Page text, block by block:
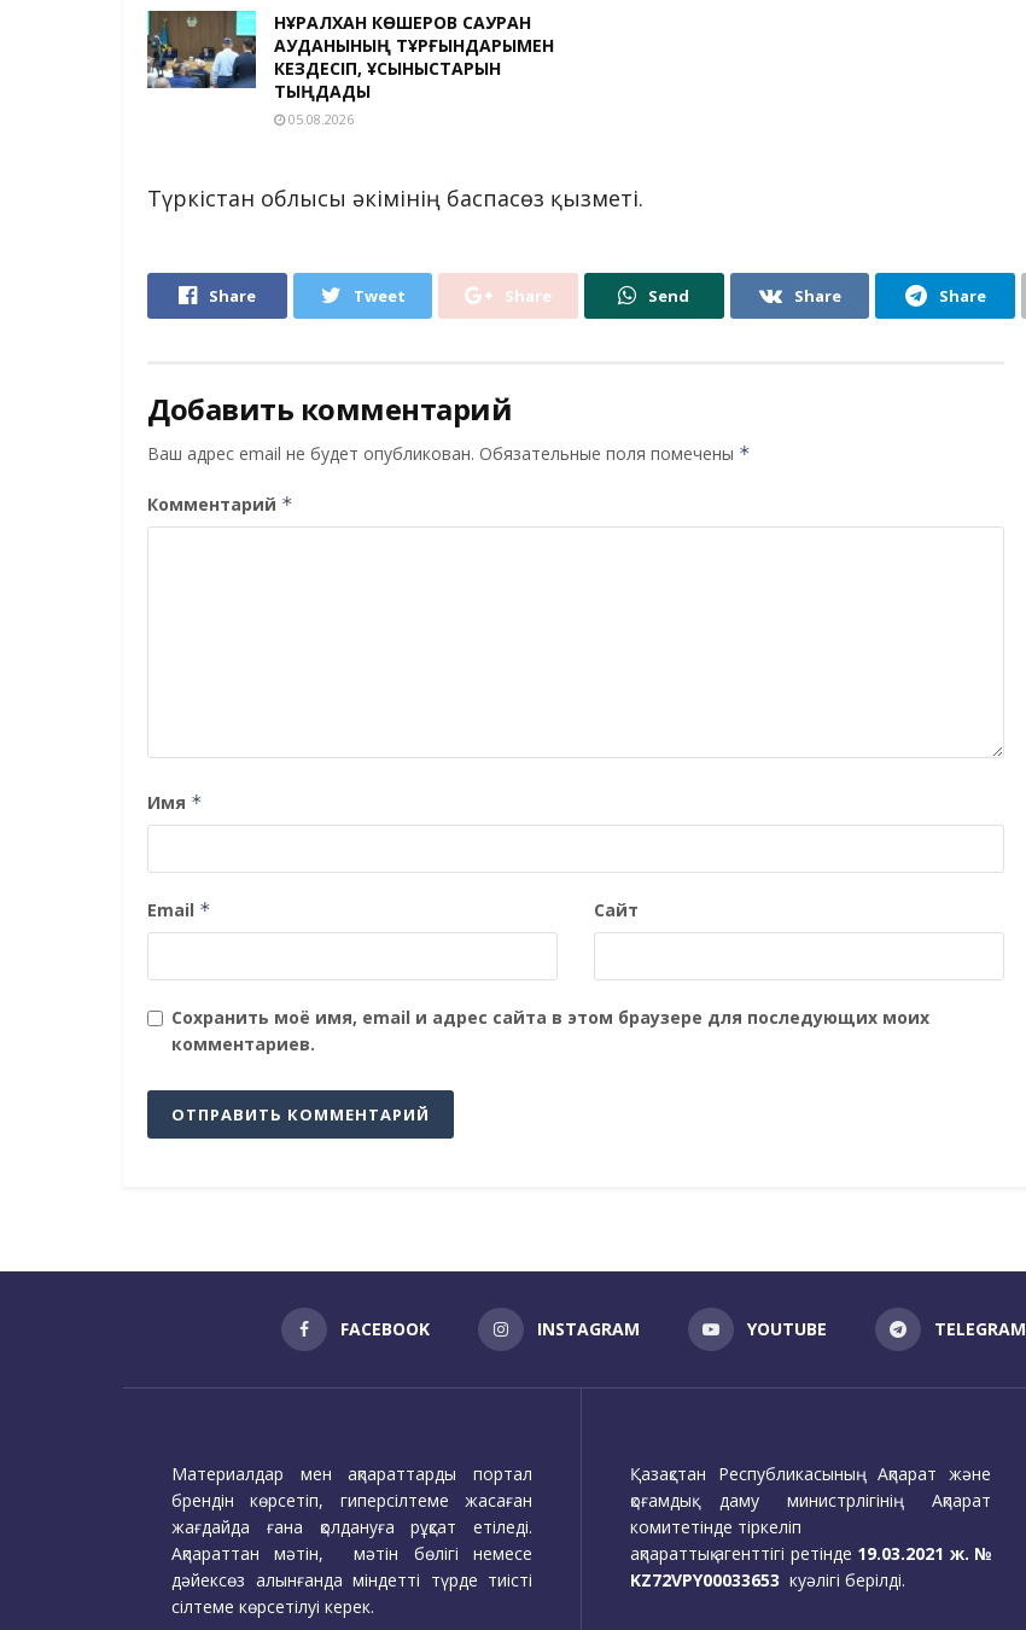
НҰРАЛХАН КӨШЕРОВ САУРАН
АУДАНЫНЫҢ ТҰРҒЫНДАРЫМЕН
КЕЗДЕСІП, ҰСЫНЫСТАРЫН
ТЫҢДАДЫ
05.08.2026
Түркістан облысы әкімінің баспасөз қызметі.
Share Tweet Share Send Share Share
Добавить комментарий
Ваш адрес email не будет опубликован. Обязательные поля помечены *
Комментарий *
Имя *
Email * Сайт
Сохранить моё имя, email и адрес сайта в этом браузере для последующих моих
комментариев.
FACEBOOK INSTAGRAM YOUTUBE TELEGRAM
Материалдар мен ақпараттарды портал
брендін көрсетіп, гиперсілтеме жасаған
жағдайда ғана қолдануға рұқсат етіледі.
Ақпараттан мәтін, мәтін бөлігі немесе
дәйексөз алынғанда міндетті түрде тиісті
сілтеме көрсетілуі керек.
Қазақстан Республикасының Ақпарат және
қоғамдық даму министрлігінің Ақпарат
комитетінде тіркеліп
ақпараттық агенттігі ретінде 19.03.2021 ж. №
KZ72VPY00033653 куәлігі берілді.